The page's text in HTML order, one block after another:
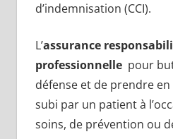
d’indemnisation (CCI).
L’assurance
professionnellepour but
défense et de prendre
subi par un patient à
soins, de prévention ou